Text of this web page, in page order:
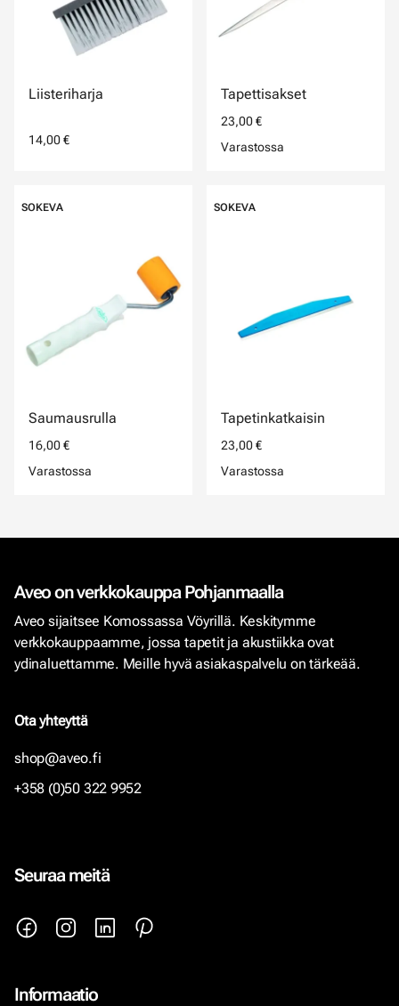
Liisteriharja
14,00 €
Tapettisakset
23,00 €
Varastossa
SOKEVA
Saumausrulla
16,00 €
Varastossa
SOKEVA
Tapetinkatkaisin
23,00 €
Varastossa
Aveo on verkkokauppa Pohjanmaalla
Aveo sijaitsee Komossassa Vöyrillä. Keskitymme
verkkokauppaamme, jossa tapetit ja akustiikka ovat
ydinaluettamme. Meille hyvä asiakaspalvelu on tärkeää.
Ota yhteyttä
shop@aveo.fi
+358 (0)50 322 9952
Seuraa meitä
Informaatio